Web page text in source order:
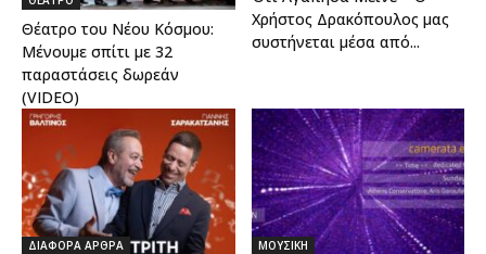
Θέατρο του Νέου Κόσμου:
Μένουμε σπίτι με 32
παραστάσεις δωρεάν
(VIDEO)
Χρήστος Δρακόπουλος μας
συστήνεται μέσα από...
ΔΙΑΦΟΡΑ ΑΡΘΡΑ ΜΟΥΣΙΚΗ